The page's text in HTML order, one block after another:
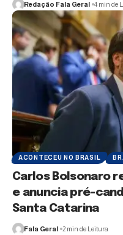
Redação Fala Geral 4 min de
ACONTECEU NO BRASIL
Carlos Bolsonaro
e anuncia pré-
Santa Catarina
Fala Geral 2 min de Leitura